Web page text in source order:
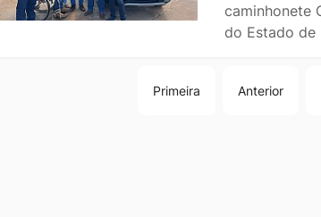
caminhonete
do Estado de
Primeira Anterior